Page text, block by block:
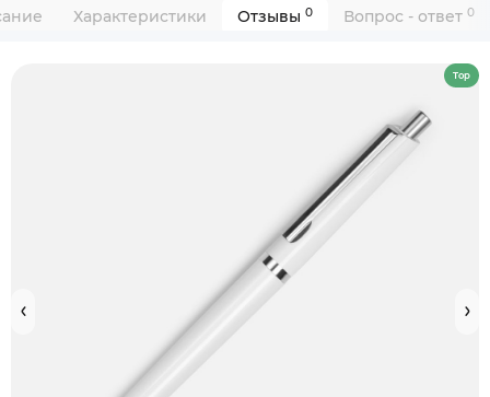
Характеристики Отзывы 0 Вопрос - ответ 0
Top